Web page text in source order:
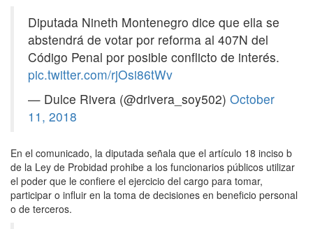
Diputada Nineth Montenegro dice que ella se
abstendrá de votar por reforma al 407N del
Código Penal por posible conflicto de interés.
pic.twitter.com/rjOsi86tWv
— Dulce Rivera (@drivera_soy502) October
11, 2018
En el comunicado, la diputada señala que el artículo 18 inciso b
de la Ley de Probidad prohibe a los funcionarios públicos utilizar
el poder que le confiere el ejercicio del cargo para tomar,
participar o influir en la toma de decisiones en beneficio personal
o de terceros.